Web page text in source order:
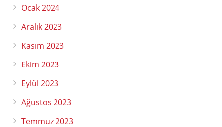
Ocak 2024
Aralık 2023
Kasım 2023
Ekim 2023
Eylül 2023
Ağustos 2023
Temmuz 2023